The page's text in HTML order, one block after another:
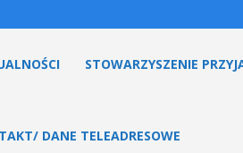
STOWARZYSZENIE
DANE TELEADRESOWE